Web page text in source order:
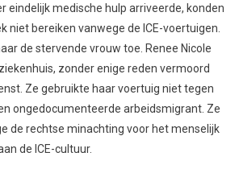
eindelijk medische hulp arriveerde, konden
niet bereiken vanwege de ICE-voertuigen.
de stervende vrouw toe. Renee Nicole
zonder enige reden vermoord
Ze gebruikte haar voertuig niet tegen
ongedocumenteerde arbeidsmigrant. Ze
de rechtse minachting voor het menselijk
de ICE-cultuur.